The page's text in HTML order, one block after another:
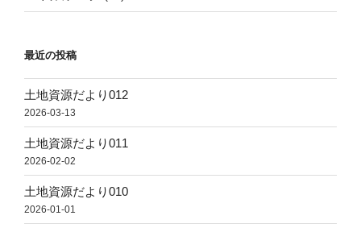
最近の投稿
土地資源だより012
2026-03-13
土地資源だより011
2026-02-02
土地資源だより010
2026-01-01